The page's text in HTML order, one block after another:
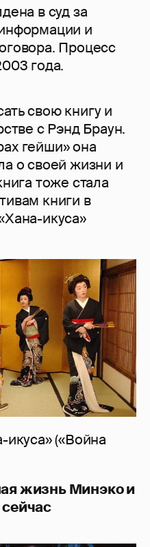
в суд за
и
Процесс
года.
свою книгу и
с Рэнд Браун.
гейши» она
о своей жизни и
тоже стала
книги в
икуса»
(«Война
жизнь Минэко и